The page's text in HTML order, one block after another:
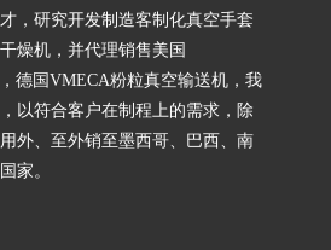
，研究开发制造客制化真空手套
燥机，并代理销售美国
德国VMECA粉粒真空输送机，我
以符合客户在制程上的需求，除
外、至外销至墨西哥、巴西、南
家。